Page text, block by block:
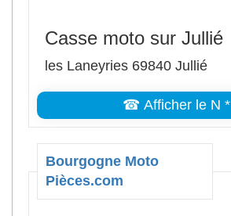
Casse moto sur Jullié
les Laneyries 69840 Jullié
☎ Afficher le N *
Bourgogne Moto
Pièces.com